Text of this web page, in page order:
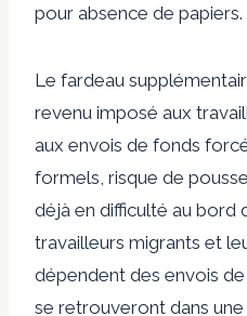
pour absence de papiers.
Le fardeau
revenu imposé aux
aux envois de fonds
formels, risque de
déjà en difficulté au bord
travailleurs migrants et
dépendent des envois
se retrouveront dans